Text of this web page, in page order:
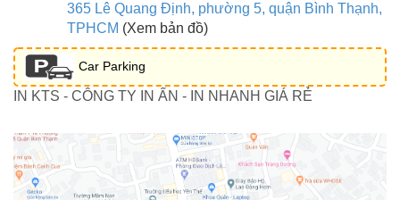
365 Lê Quang Định, phường 5, quận Bình Thạnh,
TPHCM (Xem bản đồ)
Car Parking
IN KTS - CÔNG TY IN ẤN - IN NHANH GIÁ RẺ